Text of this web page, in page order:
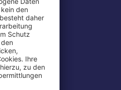
Airport